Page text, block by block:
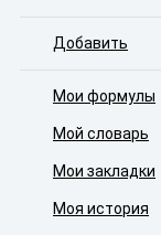
Добавить
Мои формулы
Мой словарь
Мои закладки
Моя история